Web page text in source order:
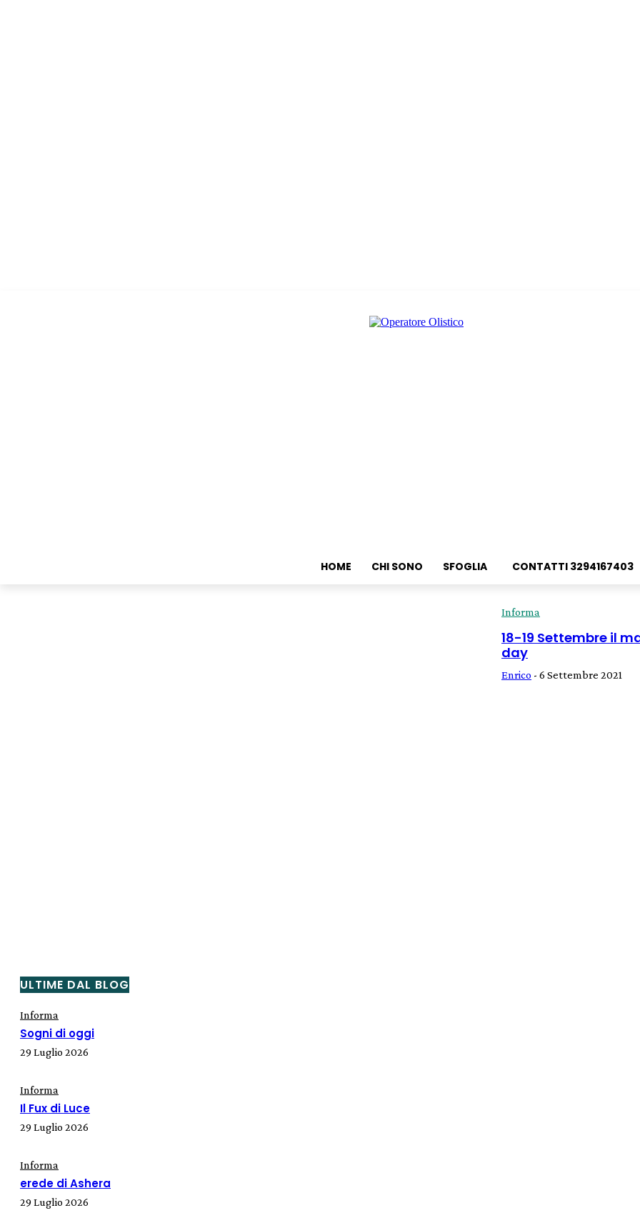
HOME CHI SONO SFOGLIA CONTATTI 3294167403
Informa
18-19 Settembre il
day
Enrico - 6 Settembre 2021
ULTIME DAL BLOG
Informa
Sogni di oggi
29 Luglio 2026
Informa
Il Fux di Luce
29 Luglio 2026
Informa
erede di Ashera
29 Luglio 2026